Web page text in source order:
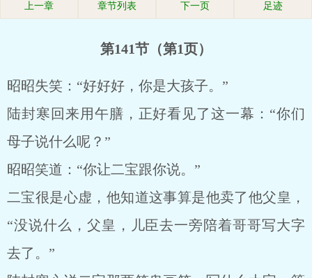
上一章 章节列表 下一页 足迹
第141节（第1页）
昭昭失笑：“好好好，你是大孩子。”
陆封寒回来用午膳，正好看见了这一幕：“你们
母子说什么呢？”
昭昭笑道：“你让二宝跟你说。”
二宝很是心虚，他知道这事算是他卖了他父皇，
“没说什么，父皇，儿臣去一旁陪着哥哥写大字
去了。”